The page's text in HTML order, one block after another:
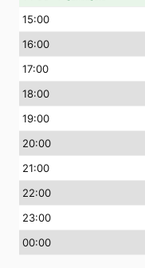
15:00
16:00
17:00
18:00
19:00
20:00
21:00
22:00
23:00
00:00